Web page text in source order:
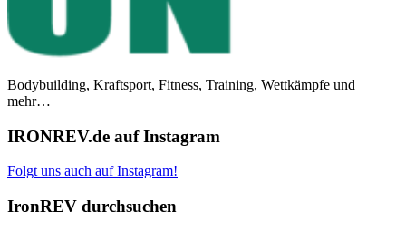
Bodybuilding, Kraftsport, Fitness, Training, Wettkämpfe und
mehr…
IRONREV.de auf Instagram
Folgt uns auch auf Instagram!
IronREV durchsuchen